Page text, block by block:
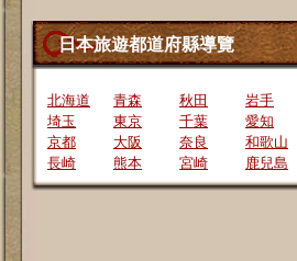
日本旅遊都道府縣導覽
北海道 青森 秋田 岩手
埼玉
東京 千葉 愛知
京都
大阪 奈良 和歌山
長崎
熊本 宮崎 鹿兒島